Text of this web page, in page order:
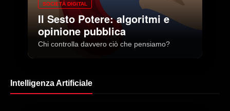
SOCIETÀ DIGITAL
Il Sesto Potere: algoritmi e
opinione pubblica
Chi controlla davvero ciò che pensiamo?
Intelligenza Artificiale